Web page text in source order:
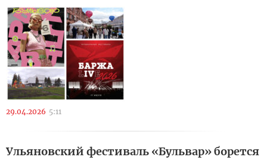
29.04.2026 5:11
Ульяновский фестиваль «Бульвар» борется